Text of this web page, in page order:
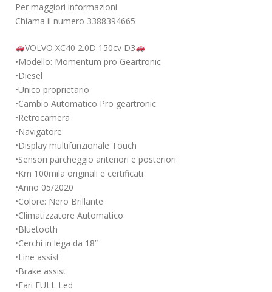
Per maggiori informazioni
Chiama il numero 3388394665
VOLVO XC40 2.0D 150cv D3
•Modello: Momentum pro Geartronic
•Diesel
•Unico proprietario
•Cambio Automatico Pro geartronic
•Retrocamera
•Navigatore
•Display multifunzionale Touch
•Sensori parcheggio anteriori e posteriori
•Km 100mila originali e certificati
•Anno 05/2020
•Colore: Nero Brillante
•Climatizzatore Automatico
•Bluetooth
•Cerchi in lega da 18”
•Line assist
•Brake assist
•Fari FULL Led